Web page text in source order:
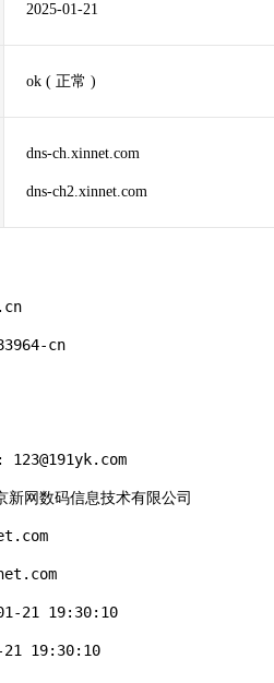
2025-01-21
ok ( 正常 )
dns-ch.xinnet.com
dns-ch2.xinnet.com
cn
数码信息技术有限公司
21 19:30:10
19:30:10